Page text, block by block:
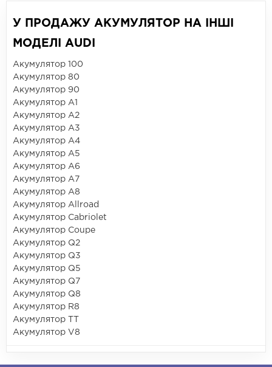
У ПРОДАЖУ АКУМУЛЯТОР НА ІНШІ
МОДЕЛІ AUDI
Акумулятор 100
Акумулятор 80
Акумулятор 90
Акумулятор A1
Акумулятор A2
Акумулятор A3
Акумулятор A4
Акумулятор A5
Акумулятор A6
Акумулятор A7
Акумулятор A8
Акумулятор Allroad
Акумулятор Cabriolet
Акумулятор Coupe
Акумулятор Q2
Акумулятор Q3
Акумулятор Q5
Акумулятор Q7
Акумулятор Q8
Акумулятор R8
Акумулятор TT
Акумулятор V8